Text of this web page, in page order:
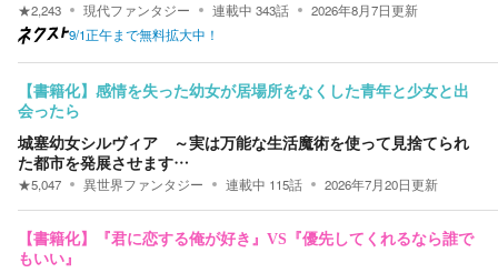
★2,243 現代ファンタジー 連載中 343話 2026年8月7日更新
9/1正午まで無料拡大中！
【書籍化】感情を失った幼女が居場所をなくした青年と少女と出
会ったら
城塞幼女シルヴィア ～実は万能な生活魔術を使って見捨てられ
た都市を発展させます…
★5,047 異世界ファンタジー 連載中 115話 2026年7月20日更新
【書籍化】『君に恋する俺が好き』VS『優先してくれるなら誰で
もいい』